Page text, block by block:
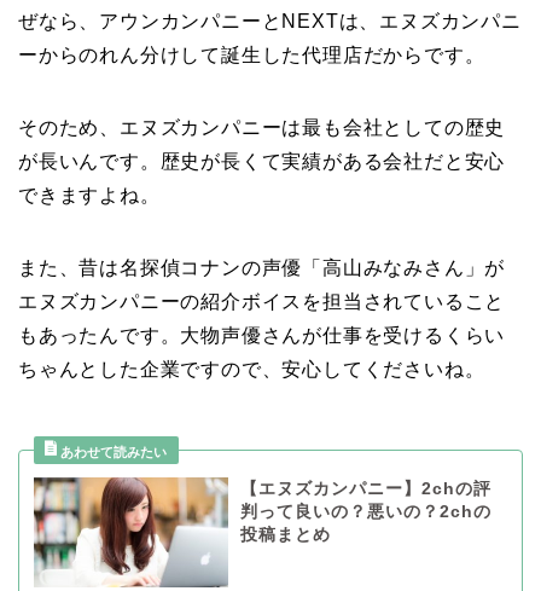
ぜなら、アウンカンパニーとNEXTは、エヌズカンパニ
ーからのれん分けして誕生した代理店だからです。
そのため、エヌズカンパニーは最も会社としての歴史
が長いんです。歴史が長くて実績がある会社だと安心
できますよね。
また、昔は名探偵コナンの声優「高山みなみさん」が
エヌズカンパニーの紹介ボイスを担当されていること
もあったんです。大物声優さんが仕事を受けるくらい
ちゃんとした企業ですので、安心してくださいね。
【エヌズカンパニー】2chの評
判って良いの？悪いの？2chの
投稿まとめ